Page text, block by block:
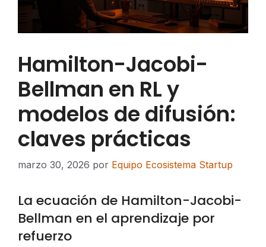
Hamilton-Jacobi-
Bellman en RL y
modelos de difusión:
claves prácticas
marzo 30, 2026 por Equipo Ecosistema Startup
La ecuación de Hamilton-Jacobi-
Bellman en el aprendizaje por
refuerzo